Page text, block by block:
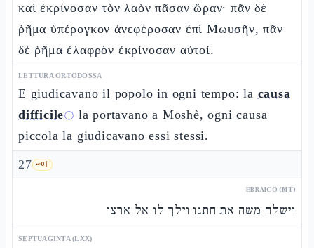
καὶ ἐκρίνοσαν τὸν λαὸν πᾶσαν ὥραν· πᾶν δὲ
ῥῆμα ὑπέρογκον ἀνεφέροσαν ἐπὶ Μωυσῆν, πᾶν
δὲ ῥῆμα ἐλαφρὸν ἐκρίνοσαν αὐτοί.
LETTURA ORTODOSSA
E giudicavano il popolo in ogni tempo: la causa
difficileⓘ la portavano a Moshè, ogni causa
piccola la giudicavano essi stessi.
27 🗝️1
EBRAICO (MT)
וישלח משה את חתנו וילך לו אל ארצו
SEPTUAGINTA (LXX)